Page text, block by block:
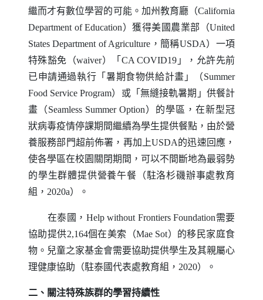
繼而才有數位學習的可能。加州教育廳（California
Department of Education）獲得美國農業部（United
States Department of Agriculture ，簡稱USDA）一項
特殊豁免（waiver）「 CA COVID19 」，允許先前
已申請通過執行「暑期食物供給計畫」（Summer
Food Service Program）或「無縫接軌暑期」供餐計
畫（Seamless Summer Option）的學區，在新型冠
狀病毒疫情停課期間繼續為學生提供餐點，由於營
養服務部門超前佈署，再加上USDA的迅速回應，
使各學區在校園關閉期間，可以不間斷地為最弱勢
的學生群體提供營養午餐（駐洛杉磯辦事處教育
組，2020a）。
在泰國， Help without Frontiers Foundation需要
協助提供2,164個在美索（Mae Sot）的移民家庭食
物。兒童之家基金會需要協助提供學生及其親屬心
理健康協助（駐泰國代表處教育組，2020）。
二、關注特殊族群的學習持續性